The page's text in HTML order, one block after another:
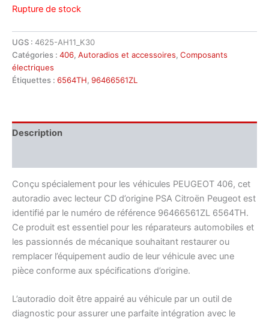
Rupture de stock
UGS : 4625-AH11_K30
Catégories : 406, Autoradios et accessoires, Composants
électriques
Étiquettes : 6564TH, 96466561ZL
Description
Conçu spécialement pour les véhicules PEUGEOT 406, cet
autoradio avec lecteur CD d’origine PSA Citroën Peugeot est
identifié par le numéro de référence 96466561ZL 6564TH.
Ce produit est essentiel pour les réparateurs automobiles et
les passionnés de mécanique souhaitant restaurer ou
remplacer l’équipement audio de leur véhicule avec une
pièce conforme aux spécifications d’origine.
L’autoradio doit être appairé au véhicule par un outil de
diagnostic pour assurer une parfaite intégration avec le